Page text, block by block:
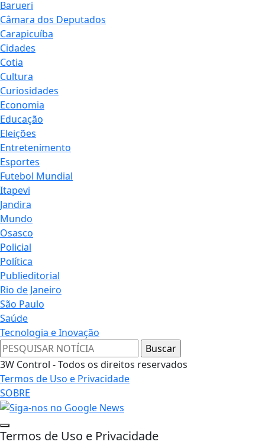
Barueri
Câmara dos Deputados
Carapicuíba
Cidades
Cotia
Cultura
Curiosidades
Economia
Educação
Eleições
Entretenimento
Esportes
Futebol Mundial
Itapevi
Jandira
Mundo
Osasco
Policial
Política
Publieditorial
Rio de Janeiro
São Paulo
Saúde
Tecnologia e Inovação
3W Control - Todos os direitos reservados
Termos de Uso e Privacidade
SOBRE
Termos de Uso e Privacidade